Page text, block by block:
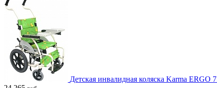
Детская инвалидная коляска Karma ERGO